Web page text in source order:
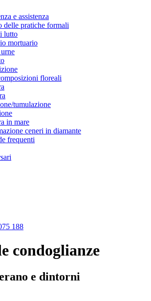
e assistenza
delle pratiche formali
lutto
mortuario
floreali
tumulazione
in mare
ceneri in diamante
frequenti
188
condoglianze
e dintorni